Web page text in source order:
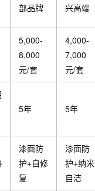
部品牌
兴高端
5,000-
8,000
元/套
4,000-
7,000
元/套
5年 5年
漆面防
护+自修
复
漆面防
护+纳米
自洁